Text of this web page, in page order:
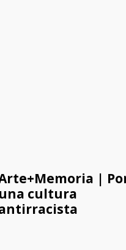
|
una cultura